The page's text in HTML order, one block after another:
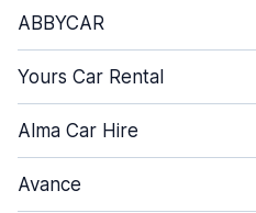
ABBYCAR
Yours Car Rental
Alma Car Hire
Avance